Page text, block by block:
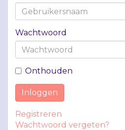
Wachtwoord
Onthouden
Inloggen
Registreren
Wachtwoord vergeten?